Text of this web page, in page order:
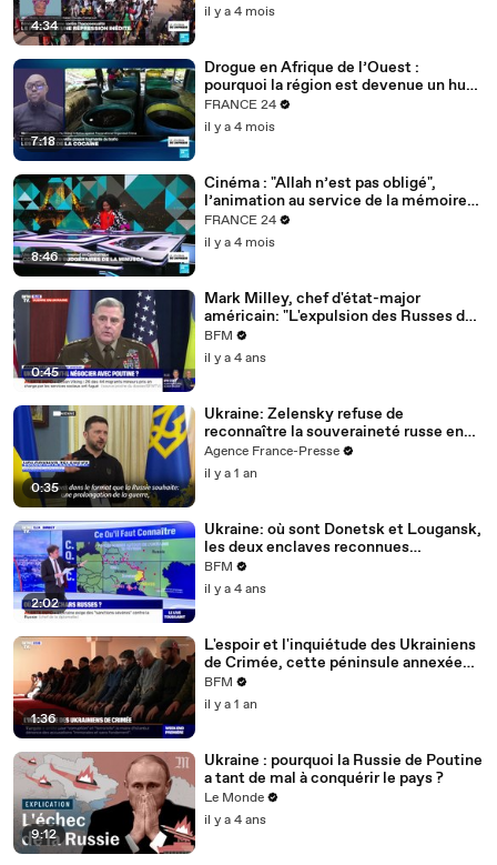
4:34
il y a 4 mois
7:18
Drogue en Afrique de l’Ouest :
pourquoi la région est devenue un hub
mondial
FRANCE 24
il y a 4 mois
8:46
Cinéma : "Allah n’est pas obligé",
l’animation au service de la mémoire
des enfants-soldats
FRANCE 24
il y a 4 mois
0:45
Mark Milley, chef d'état-major
américain: "L'expulsion des Russes de
toute l'Ukraine est improbable
militairement"
BFM
il y a 4 ans
0:35
Ukraine: Zelensky refuse de
reconnaître la souveraineté russe en
Crimée
Agence France-Presse
il y a 1 an
2:02
Ukraine: où sont Donetsk et Lougansk,
les deux enclaves reconnues
indépendantes par Vladimir Poutine ?
BFM
il y a 4 ans
1:36
L'espoir et l'inquiétude des Ukrainiens
de Crimée, cette péninsule annexée
depuis 10 ans par la Russie
BFM
il y a 1 an
9:12
Ukraine : pourquoi la Russie de Poutine
a tant de mal à conquérir le pays ?
Le Monde
il y a 4 ans